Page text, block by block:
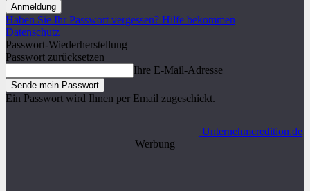
Haben Sie Ihr Passwort vergessen? Hilfe bekommen
Datenschutz
Passwort-Wiederherstellung
Passwort zurücksetzen
Ihre E-Mail-Adresse
Ein Passwort wird Ihnen per Email zugeschickt.
Unternehmeredition.de
Werbung